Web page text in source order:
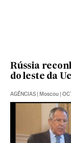
Rússia
do leste da
AGÊNCIAS | Moscou |